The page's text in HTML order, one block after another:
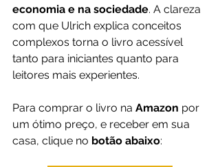
economia e na sociedade. A clareza
com que Ulrich explica conceitos
complexos torna o livro acessível
tanto para iniciantes quanto para
leitores mais experientes.
Para comprar o livro na Amazon por
um ótimo preço, e receber em sua
casa, clique no botão abaixo: